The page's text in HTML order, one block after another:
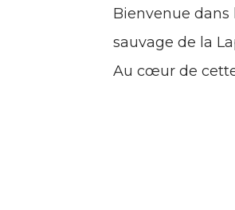
Bienvenue
sauvage de la
Au cœur de